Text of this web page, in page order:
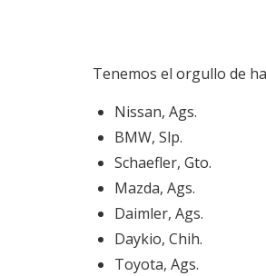
Tenemos el orgullo de
Nissan, Ags.
BMW, Slp.
Schaefler, Gto.
Mazda, Ags.
Daimler, Ags.
Daykio, Chih.
Toyota, Ags.